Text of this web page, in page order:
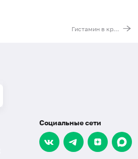
Гистамин в крови
Социальные сети